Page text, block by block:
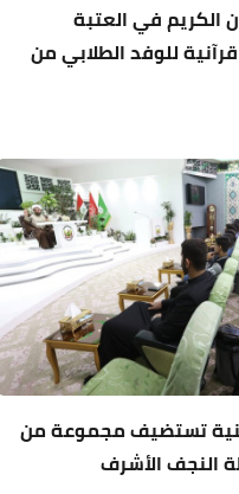
الكريم في العتبة
للوفد الطلابي من
تستضيف مجموعة من
النجف الأشرف